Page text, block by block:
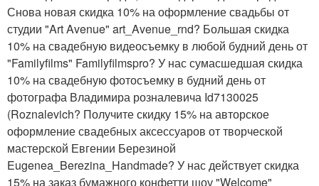
Снова новая скидка 10% на оформление свадьбы от
студии "Art Avenue" art_Avenue_rnd? Большая скидка
10% на свадебную видеосъемку в любой будний день от
"Familyfilms" Familyfilmspro? У нас сумасшедшая скидка
10% на свадебную фотосъемку в будний день от
фотографа Владимира розналевича Id7130025
(Roznalevich? Получите скидку 15% на авторское
оформление свадебных аксессуаров от творческой
мастерской Евгении Березиной
Eugenea_Berezina_Handmade? У нас действует скидка
15% на заказ бумажного конфетти шоу "Welcome"